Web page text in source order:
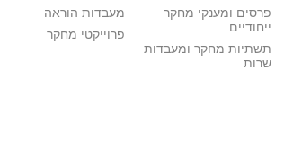
פרסים ומענקי מחקר
ייחודיים
תשתיות מחקר ומעבדות
שרות
מעבדות הוראה
פרוייקטי מחקר